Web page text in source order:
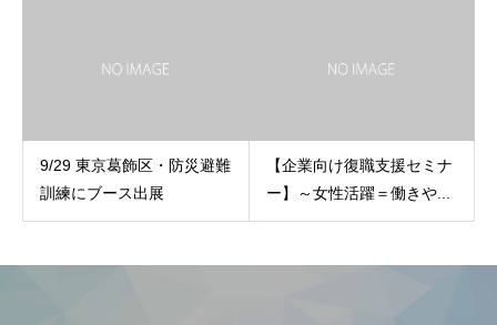
9/29 東京葛飾区・防災避難
訓練にブース出展
【企業向け復職支援セミナ
ー】～女性活躍＝働きや...